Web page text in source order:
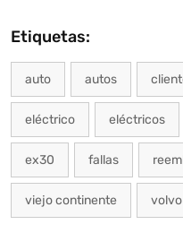
Etiquetas:
auto autos
eléctrico eléctricos
ex30 fallas
viejo continente volvo